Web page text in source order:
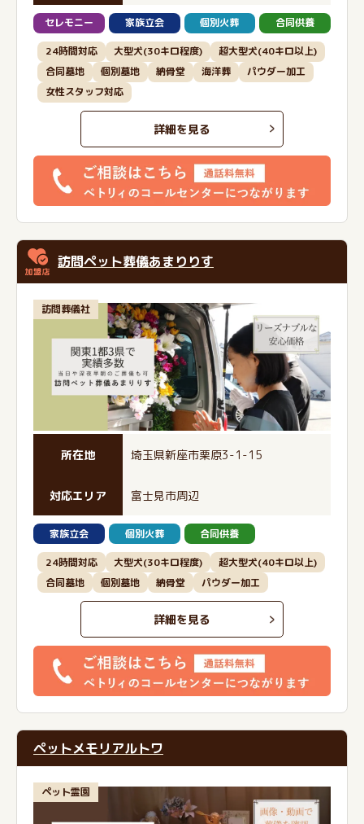
セレモニー 家族立会 個別火葬 合同供養
24時間対応 大型犬(30キロ程度)
超大型犬(40キロ以上)
合同墓地
個別墓地 納骨堂 海洋葬
パウダー加工
女性スタッフ対応
詳細を見る
訪問ペット葬儀あまりりす
訪問葬儀社
所在地 埼玉県新座市栗原3-1-15
対応エリア 富士見市周辺
家族立会 個別火葬 合同供養
24時間対応 大型犬(30キロ程度)
超大型犬(40キロ以上)
合同墓地
個別墓地 納骨堂 パウダー加工
詳細を見る
ペットメモリアルトワ
ペット霊園